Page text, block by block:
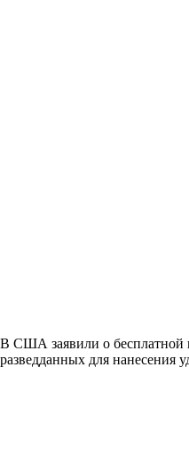
В США заявили о бесплатной
разведданных для нанесения